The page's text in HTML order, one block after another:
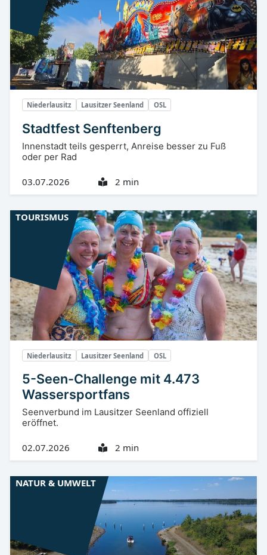
Niederlausitz Lausitzer Seenland OSL
Stadtfest Senftenberg
Innenstadt teils gesperrt, Anreise besser zu Fuß
oder per Rad
03.07.2026 2 min
Niederlausitz Lausitzer Seenland OSL
5-Seen-Challenge mit 4.473
Wassersportfans
Seenverbund im Lausitzer Seenland offiziell
eröffnet.
02.07.2026 2 min
TOURISMUS
NATUR & UMWELT